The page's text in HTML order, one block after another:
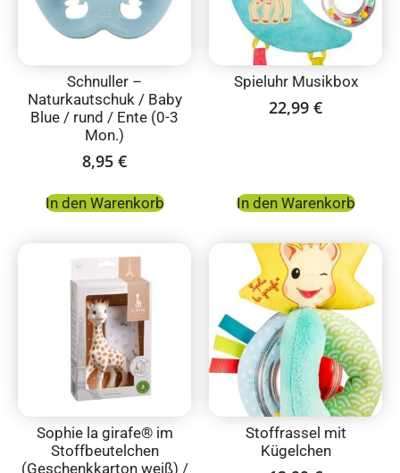
Schnuller –
Naturkautschuk / Baby
Blue / rund / Ente (0-3
Mon.)
8,95 €
In den Warenkorb
Spieluhr Musikbox
22,99 €
In den Warenkorb
Sophie la girafe® im
Stoffbeutelchen
(Geschenkkarton weiß) /
Stoffrassel mit
Kügelchen